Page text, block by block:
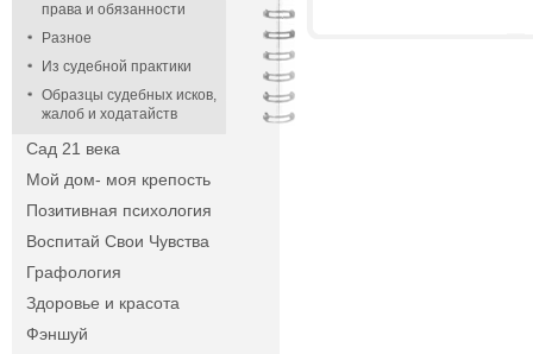
права и обязанности
Разное
Из судебной практики
Образцы судебных исков,
жалоб и ходатайств
Сад 21 века
Мой дом- моя крепость
Позитивная психология
Воспитай Свои Чувства
Графология
Здоровье и красота
Фэншуй